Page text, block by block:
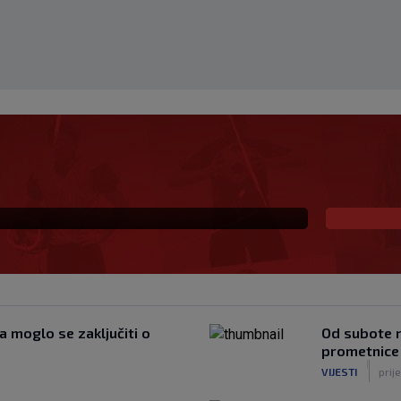
druge lige, evo
moglo se zaključiti o
Od subote
prometnice
VIJESTI